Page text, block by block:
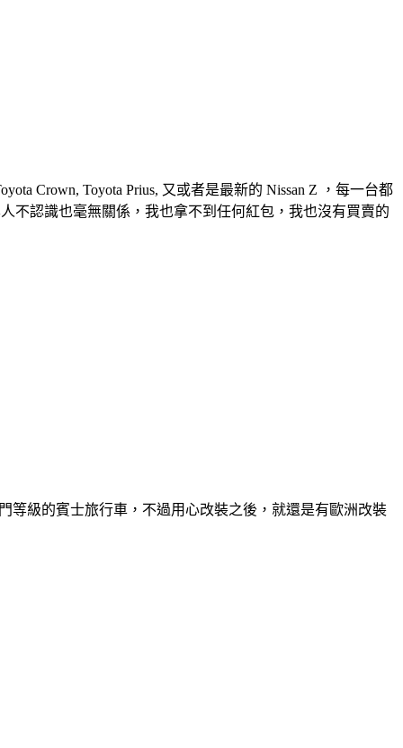
Crown, Toyota Prius, 又或者是最新的 Nissan Z ，每一台都
不認識也毫無關係，我也拿不到任何紅包，我也沒有買賣的
等級的賓士旅行車，不過用心改裝之後，就還是有歐洲改裝